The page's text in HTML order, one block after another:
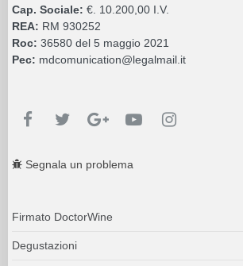
Cap. Sociale: €. 10.200,00 I.V.
REA: RM 930252
Roc: 36580 del 5 maggio 2021
Pec: mdcomunication@legalmail.it
Segnala un problema
Firmato DoctorWine
Degustazioni